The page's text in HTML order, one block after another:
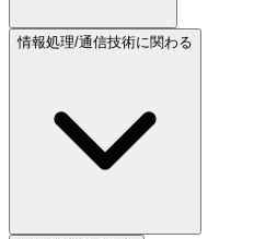
情報処理/通信技術に関わる